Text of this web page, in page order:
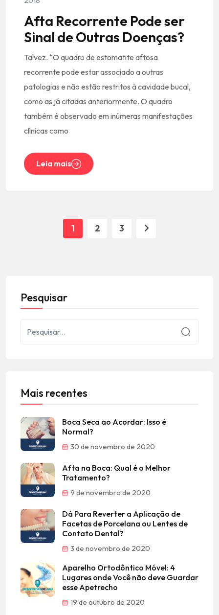
Afta Recorrente Pode ser
Sinal de Outras Doenças?
Talvez. “O quadro de estomatite aftosa
recorrente pode estar associado a outras
patologias e não estão restritos à cavidade bucal,
como as já citadas anteriormente. O quadro
também é observado em inúmeras manifestações
clínicas como
Leia mais
1 2 3
Pesquisar
Mais recentes
Boca Seca ao Acordar: Isso é
Normal?
30 de novembro de 2020
Afta na Boca: Qual é o Melhor
Tratamento?
9 de novembro de 2020
Dá Para Reverter a Aplicação de
Facetas de Porcelana ou Lentes de
Contato Dental?
3 de novembro de 2020
Aparelho Ortodôntico Móvel: 4
Lugares onde Você não deve Guardar
esse Apetrecho
19 de outubro de 2020